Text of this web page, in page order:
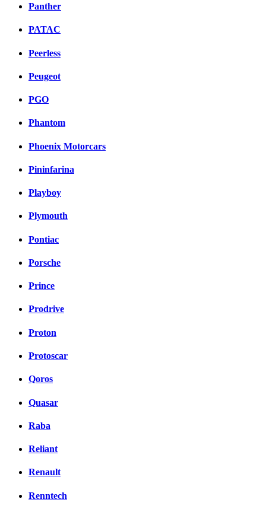
Panther
PATAC
Peerless
Peugeot
PGO
Phantom
Phoenix Motorcars
Pininfarina
Playboy
Plymouth
Pontiac
Porsche
Prince
Prodrive
Proton
Protoscar
Qoros
Quasar
Raba
Reliant
Renault
Renntech